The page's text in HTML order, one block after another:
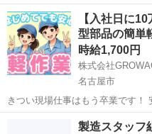
汚れの確認 ・シールはがしなど
備 ・梱包作業 最初はスマホケースや小物など、 軽い商品からスター
トします...
愛知 名古屋市 倉庫
【入社日に
型部品の簡単
時給1,700円
株式会社
名古屋市
きつい現場仕事はもう卒業です！ 安心の
は5日～1週間あればマスターできちゃう簡
名古屋市 倉庫
製造スタッフ